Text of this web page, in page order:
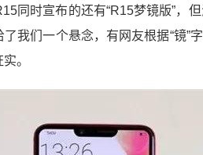
同时宣布的还有“R15梦镜版”，
我们一个悬念，有网友根据“镜”
。